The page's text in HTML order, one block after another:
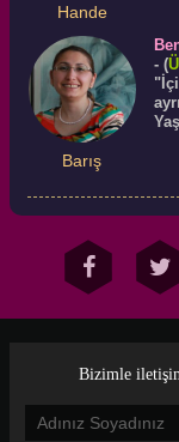
Hande
Barış
- (
Bizimle